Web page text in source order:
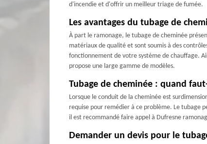
d'incendie et d'offrir un meilleur triage de fumée.
Les avantages du tubage de
À part le ramonage, le tubage de cheminée
matériaux de qualité et sont soumis à des
fonctionnement de votre système de chauffage.
propose une large gamme de modèles.
Tubage de cheminée : quand
Lorsque le conduit de la cheminée est
requise pour remédier à ce problème. Le tubage
il est recommandé faire appel à Dufresne
Demander un devis pour le